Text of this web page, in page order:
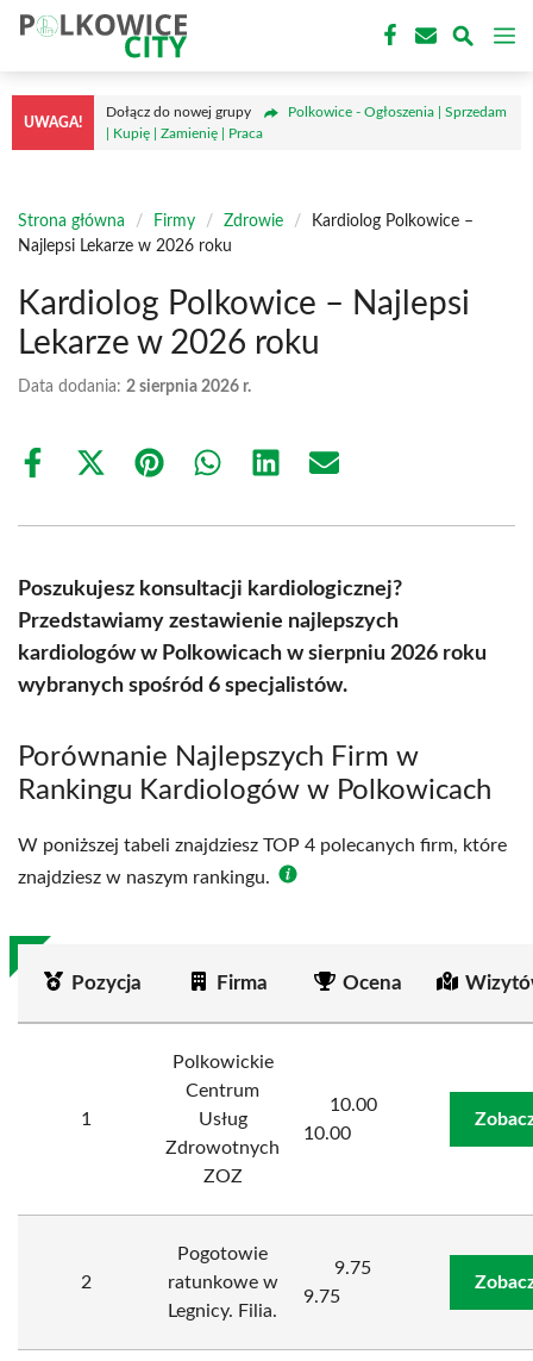
Przejdź
treści
UWAGA!
Dołącz do nowej grupy
Polkowice - Ogłoszenia | Sprzedam
| Kupię | Zamienię | Praca
Strona główna / Firmy / Zdrowie /
Kardiolog Polkowice –
Najlepsi Lekarze w 2026 roku
Kardiolog Polkowice – Najlepsi
Lekarze w 2026 roku
Data dodania: 2 sierpnia 2026 r.
Share
Share
(Twitter)
Share Share Share Share
Poszukujesz konsultacji kardiologicznej?
Przedstawiamy zestawienie najlepszych
kardiologów w Polkowicach w sierpniu 2026 roku
wybranych spośród 6 specjalistów.
Porównanie Najlepszych Firm w
Rankingu Kardiologów w Polkowicach
W poniższej tabeli znajdziesz TOP 4 polecanych firm, które
znajdziesz w naszym rankingu.
Pozycja Firma Ocena
1
Polkowickie
Centrum
Usług
Zdrowotnych
ZOZ
10.00
10.00
2
Pogotowie
ratunkowe w
Legnicy. Filia.
9.75
9.75